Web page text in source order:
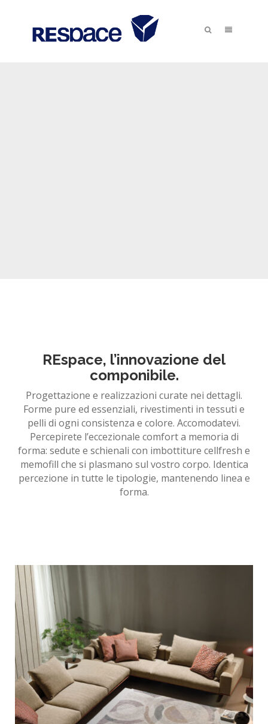
REspace, l’innovazione del
componibile.
Progettazione e realizzazioni curate nei dettagli.
Forme pure ed essenziali, rivestimenti in tessuti e
pelli di ogni consistenza e colore. Accomodatevi.
Percepirete l’eccezionale comfort a memoria di
forma: sedute e schienali con imbottiture cellfresh e
memofill che si plasmano sul vostro corpo. Identica
percezione in tutte le tipologie, mantenendo linea e
forma.